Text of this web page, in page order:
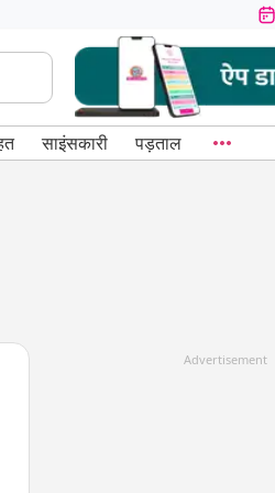
साइंसकारी पड़ताल
Advertisement